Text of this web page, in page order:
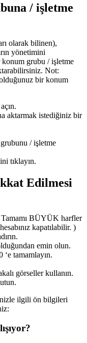
/ işletme
olarak bilinen),
yönetimini
konum grubu / işletme
Not:
bir konum
aktarmak istediğiniz bir
/ işletme
tıklayın.
Edilmesi
Tamamı BÜYÜK harfler
kapatılabilir. )
emin olun.
tamamlayın.
görseller kullanın.
ilgili ön bilgileri